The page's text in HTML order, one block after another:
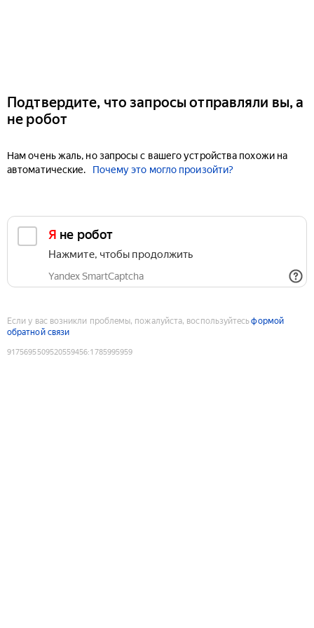
Подтвердите, что запросы отправляли вы, а
не робот
Нам очень жаль, но запросы с вашего устройства похожи на
автоматические.
Почему это могло произойти?
Я не робот
Нажмите, чтобы продолжить
Yandex SmartCaptcha
Если у вас возникли проблемы, пожалуйста, воспользуйтесьформой
обратной связи
9175695509520559456:1785995959